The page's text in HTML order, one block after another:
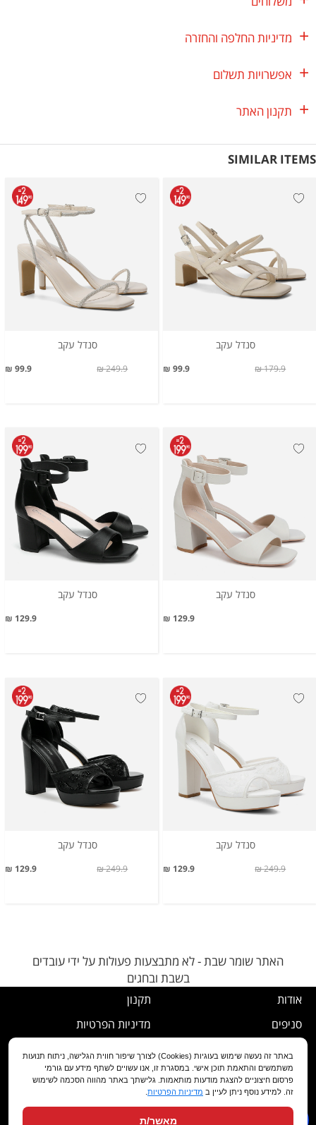
מדיניות החלפה והחזרה
אפשרויות תשלום
תקנון האתר
SIMILAR ITEMS
סנדל עקב
99.9 ₪ 179.9 ₪
סנדל עקב
99.9 ₪ 249.9 ₪
סנדל עקב
129.9 ₪
סנדל עקב
129.9 ₪
סנדל עקב
129.9 ₪ 249.9 ₪
סנדל עקב
129.9 ₪ 249.9 ₪
האתר שומר שבת - לא מתבצעות פעולות על ידי עובדים
בשבת ובחגים
אודות
סניפים
שירות לקוחות
מועדון לקוחות
תקנון
מדיניות הפרטיות
נוהל ביטול עסקה
מדיניות החלפה/החזרה/ביטול
הצהרת נגישות
באתר זה נעשה שימוש בעוגיות (Cookies) לצורך שיפור חווית הגלישה, ניתוח תנועות
משתמשים והתאמת תוכן אישי. במסגרת זו, אנו עשויים לשתף מידע עם גורמי
פרסום חיצוניים להצגת מודעות מותאמות. גלישתך באתר מהווה הסכמה לשימוש
זה. למידע נוסף ניתן לעיין ב מדיניות הפרטיות
מאשר/ת